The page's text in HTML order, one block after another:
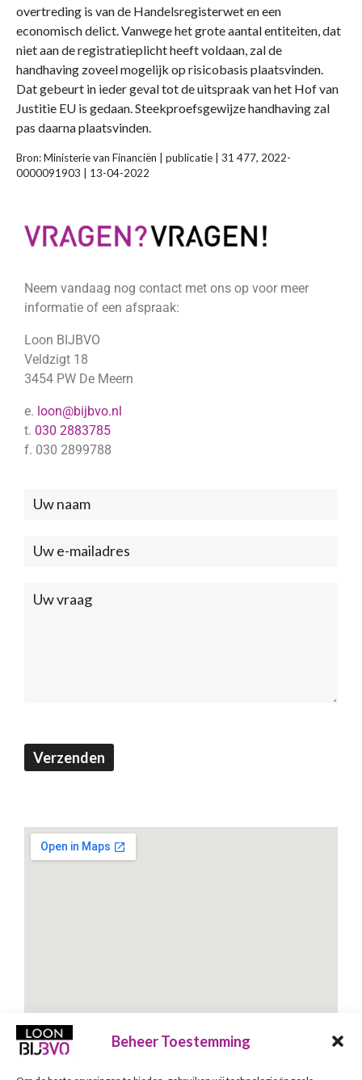
Beheer Toestemming
overtreding is van de Handelsregisterwet en een
economisch delict. Vanwege het grote aantal entiteiten, dat
niet aan de registratieplicht heeft voldaan, zal de
handhaving zoveel mogelijk op risicobasis plaatsvinden.
Dat gebeurt in ieder geval tot de uitspraak van het Hof van
Justitie EU is gedaan. Steekproefsgewijze handhaving zal
pas daarna plaatsvinden.
Bron: Ministerie van Financiën | publicatie | 31 477, 2022-
0000091903 | 13-04-2022
Neem vandaag nog contact met ons op voor meer
informatie of een afspraak:
Loon BIJBVO
Veldzigt 18
3454 PW De Meern
e. loon@bijbvo.nl
t. 030 2883785
f. 030 2899788
Neem
met
ons
Verzenden